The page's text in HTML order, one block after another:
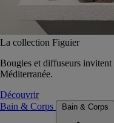
La collection Figuier
Bougies et diffuseurs
Méditerranée.
Découvrir
Bain & Corps
Bain & Corps